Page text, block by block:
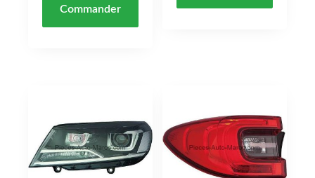
Commander